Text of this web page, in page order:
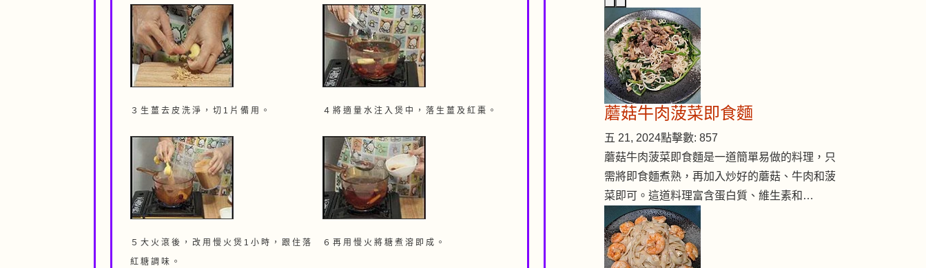
３ 生 薑 去 皮 洗 淨 ， 切 1 片 備 用 。 ４ 將 適 量 水 注 入 煲 中 ， 落 生 薑 及 紅 棗 。
５ 大 火 滾 後 ， 改 用 慢 火 煲 1 小 時 ， 跟 住 落
紅 糖 調 味 。
６ 再 用 慢 火 將 糖 煮 溶 即 成 。
蘑菇牛肉菠菜即食麵
五 21, 2024點擊數: 857
蘑菇牛肉菠菜即食麵是一道簡單易做的料理，只
需將即食麵煮熟，再加入炒好的蘑菇、牛肉和菠
菜即可。這道料理富含蛋白質、維生素和…